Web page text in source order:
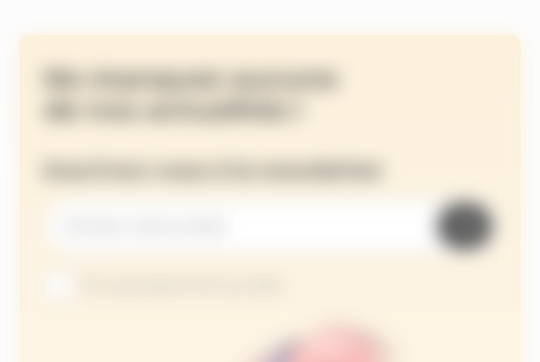
Ne manquez aucune